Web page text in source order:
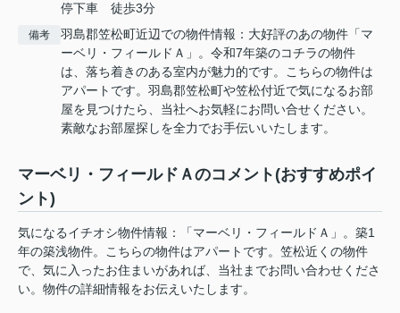
停下車 徒歩3分
備考
羽島郡笠松町近辺での物件情報：大好評のあの物件「マ
ーベリ・フィールドＡ」。令和7年築のコチラの物件
は、落ち着きのある室内が魅力的です。こちらの物件は
アパートです。羽島郡笠松町や笠松付近で気になるお部
屋を見つけたら、当社へお気軽にお問い合せください。
素敵なお部屋探しを全力でお手伝いいたします。
マーベリ・フィールドＡのコメント(おすすめポイ
ント)
気になるイチオシ物件情報：「マーベリ・フィールドＡ」。築1
年の築浅物件。こちらの物件はアパートです。笠松近くの物件
で、気に入ったお住まいがあれば、当社までお問い合わせくださ
い。物件の詳細情報をお伝えいたします。